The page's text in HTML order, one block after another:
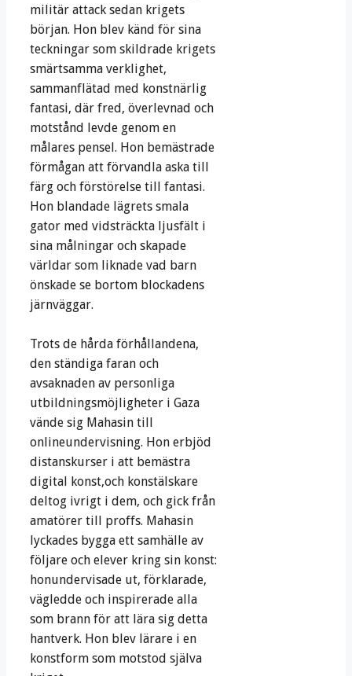
militär attack sedan krigets
början. Hon blev känd för sina
teckningar som skildrade krigets
smärtsamma verklighet,
sammanflätad med konstnärlig
fantasi, där fred, överlevnad och
motstånd levde genom en
målares pensel. Hon bemästrade
förmågan att förvandla aska till
färg och förstörelse till fantasi.
Hon blandade lägrets smala
gator med vidsträckta ljusfält i
sina målningar och skapade
världar som liknade vad barn
önskade se bortom blockadens
järnväggar.
Trots de hårda förhållandena,
den ständiga faran och
avsaknaden av personliga
utbildningsmöjligheter i Gaza
vände sig Mahasin till
onlineundervisning. Hon erbjöd
distanskurser i att bemästra
digital konst,och konstälskare
deltog ivrigt i dem, och gick från
amatörer till proffs. Mahasin
lyckades bygga ett samhälle av
följare och elever kring sin konst:
honundervisade ut, förklarade,
vägledde och inspirerade alla
som brann för att lära sig detta
hantverk. Hon blev lärare i en
konstform som motstod själva